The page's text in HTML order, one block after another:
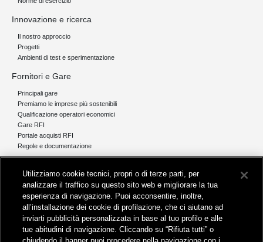
Innovazione e ricerca
Il nostro approccio
Progetti
Ambienti di test e sperimentazione
Fornitori e Gare
Principali gare
Premiamo le imprese più sostenibili
Qualificazione operatori economici
Gare RFI
Portale acquisti RFI
Regole e documentazione
Comunicati stampa e news
Novità on line
Infomobilità
Feed - RSS
Utilizziamo cookie tecnici, propri o di terze parti, per
analizzare il traffico su questo sito web e migliorare la tua
esperienza di navigazione. Puoi acconsentire, inoltre,
all’installazione dei cookie di profilazione, che ci aiutano ad
inviarti pubblicità personalizzata in base al tuo profilo e alle
tue abitudini di navigazione. Cliccando su “Rifiuta tutti” o